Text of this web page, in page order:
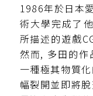
1986年於日本
術大學完成了
所描述的遊戲
然而, 多田的作
一種極其物質
幅裂開並即將